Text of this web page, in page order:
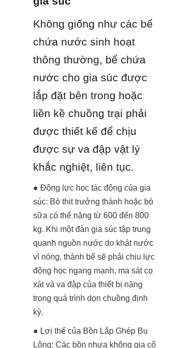
Không giống như các bể
chứa nước sinh hoạt
thông thường, bể chứa
nước cho gia súc được
lắp đặt bên trong hoặc
liền kề chuồng trại phải
được thiết kế để chịu
được sự va đập vật lý
khắc nghiệt, liên tục.
● Động lực học tác động của gia
súc: Bò thịt trưởng thành hoặc bò
sữa có thể nặng từ 600 đến 800
kg. Khi một đàn gia súc tập trung
quanh nguồn nước do khát nước
vì nóng, thành bể sẽ phải chịu lực
động học ngang mạnh, ma sát cọ
xát và va đập của thiết bị nặng
trong quá trình dọn chuồng định
kỳ.
● Lợi thế của Bồn Lắp Ghép Bu
Lông: Các bồn nhựa không gia cố